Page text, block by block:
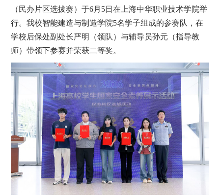
（民办片区选拔赛）于6月5日在上海中华职业技术学院举
行。我校智能建造与制造学院5名学子组成的参赛队，在
学校后保处副处长严明 （领队）与辅导员孙元 （指导教
师）带领下参赛并荣获二等奖。